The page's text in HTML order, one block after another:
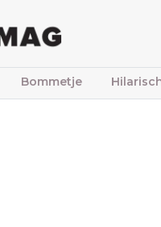
Bommetje